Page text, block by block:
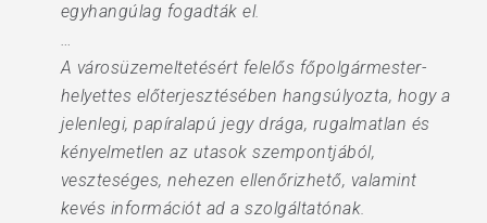
egyhangúlag fogadták el.
…
A városüzemeltetésért felelős főpolgármester-
helyettes előterjesztésében hangsúlyozta, hogy a
jelenlegi, papíralapú jegy drága, rugalmatlan és
kényelmetlen az utasok szempontjából,
veszteséges, nehezen ellenőrizhető, valamint
kevés információt ad a szolgáltatónak.